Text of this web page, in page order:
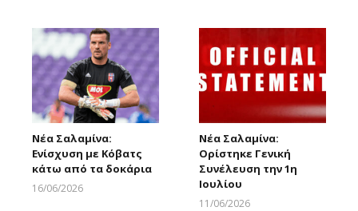
Νέα Σαλαμίνα:
Ενίσχυση με Κόβατς
κάτω από τα δοκάρια
16/06/2026
Νέα Σαλαμίνα:
Ορίστηκε Γενική
Συνέλευση την 1η
Ιουλίου
11/06/2026